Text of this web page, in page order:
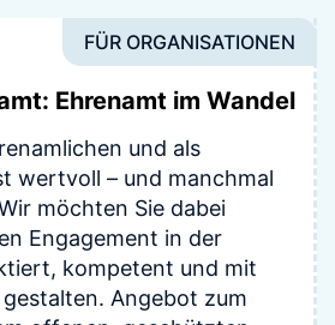
FÜR ORGANISATIONEN
Ehrenamt im Wandel
und als
wertvoll – und manchmal
möchten Sie dabei
Engagement in der
kompetent und mit
Angebot zum